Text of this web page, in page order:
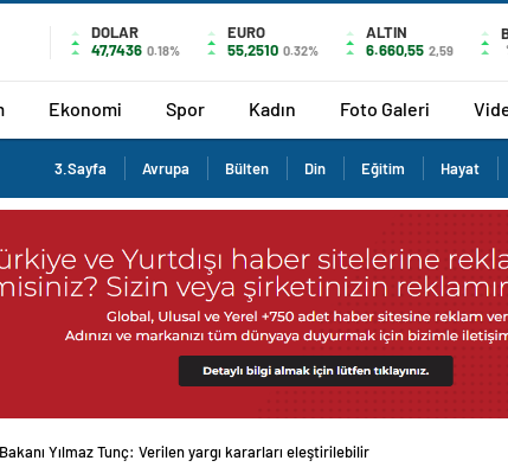
DOLAR
47,7436 0.18%
EURO
55,2510 0.32%
ALTIN
6.660,55 2,59
Ekonomi Spor Kadın Foto Galeri
3.Sayfa Avrupa Bülten Din Eğitim Hayat
Yılmaz Tunç: Verilen yargı kararları eleştirilebilir